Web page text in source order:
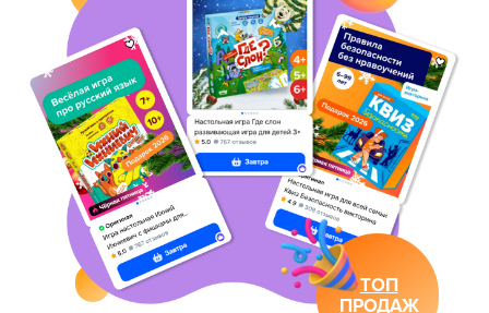
Второе важное
направление —
корпоративные
новогодние подарки.